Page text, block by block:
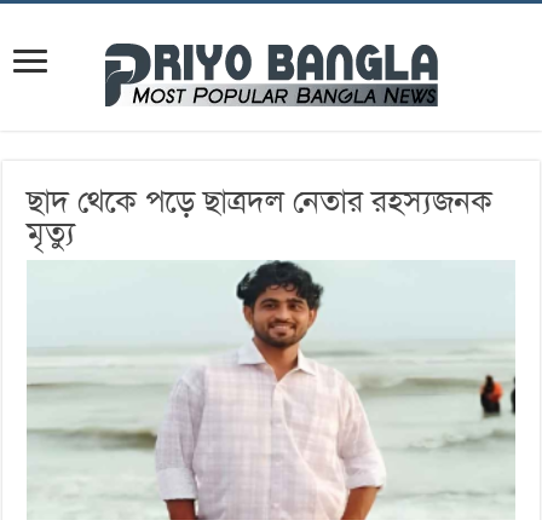
ছাদ থেকে পড়ে ছাত্রদল নেতার রহস্যজনক
মৃত্যু